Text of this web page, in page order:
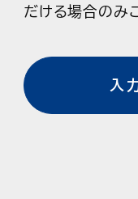
密性および
であります。
この方針の
策を具体的
だける場合のみ